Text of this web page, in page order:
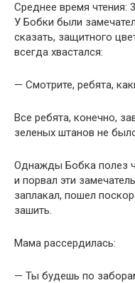
Среднее время чтения: 3
У Бобки были
сказать, защитного
всегда хвастался:
— Смотрите, ребята,
Все ребята, конечно,
зеленых штанов не
Однажды Бобка полез
и порвал эти
заплакал, пошел
зашить.
Мама рассердилась:
— Ты будешь по